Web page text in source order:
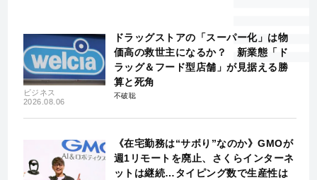
ビジネス
2026.08.06
ドラッグストアの「スーパー化」は物
価高の救世主になるか？ 新業態「ド
ラッグ＆フード型店舗」が見据える勝
算と死角
不破聡
《在宅勤務は“サボり”なのか》GMOが
週1リモートを廃止、さくらインターネ
ットは継続…タイピング数で生産性は